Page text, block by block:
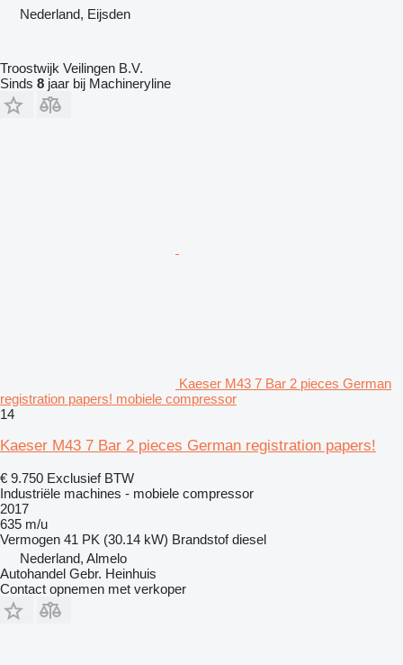
Nederland, Eijsden
Troostwijk Veilingen B.V.
Sinds 8 jaar bij Machineryline
Kaeser M43 7 Bar 2 pieces German
registration papers! mobiele compressor
14
Kaeser M43 7 Bar 2 pieces German registration papers!
€ 9.750 Exclusief BTW
Industriële machines - mobiele compressor
2017
635 m/u
Vermogen 41 PK (30.14 kW) Brandstof diesel
Nederland, Almelo
Autohandel Gebr. Heinhuis
Contact opnemen met verkoper